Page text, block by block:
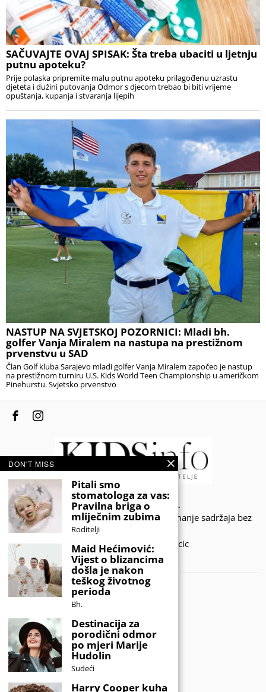
SAČUVAJTE OVAJ SPISAK: Šta treba ubaciti u ljetnju
putnu apoteku?
Prije polaska pripremite malu putnu apoteku prilagođenu uzrastu
djeteta i dužini putovanja Odmor s djecom trebao bi biti vrijeme
opuštanja, kupanja i stvaranja lijepih
NASTUP NA SVJETSKOJ POZORNICI: Mladi bh.
golfer Vanja Miralem na nastupa na prestižnom
prvenstvu u SAD
Član Golf kluba Sarajevo mladi golfer Vanja Miralem započeo je nastup
na prestižnom turniru U.S. Kids World Teen Championship u američkom
Pinehurstu. Svjetsko prvenstvo
© 2020 - KIDSINFO.BA.
Sva prava zadržana. Zabranjeno preuzimanje sadržaja bez
dozvole izdavača.
Developed by Amar SIjercic
IZAŠAO JE NOVI MAGAZIN!
DON'T MISS
Pitali smo
stomatologa za vas:
Pravilna briga o
mliječnim zubima
Roditelji
Maid Hećimović:
Vijest o blizancima
došla je nakon
teškog životnog
perioda
Bh.
Destinacija za
porodični odmor
po mjeri Marije
Hudolin
Sudeći
Harry Cooper kuha